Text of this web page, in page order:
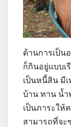
ด้านการเป็น
ก็กินอยู่แบบเ
เป็นหนี้สิน มี
บ้าน ทาน น้ำ
เป็นภาระให้
สามารถที่จะ